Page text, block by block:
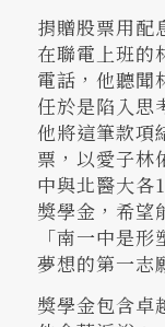
捐贈股票用配
在聯電上班的
電話，他聽聞
任於是陷入思
他將這筆款項
票，以愛子林
中與北醫大各
獎學金，希望
「南一中是
夢想的第一志
獎學金包含卓